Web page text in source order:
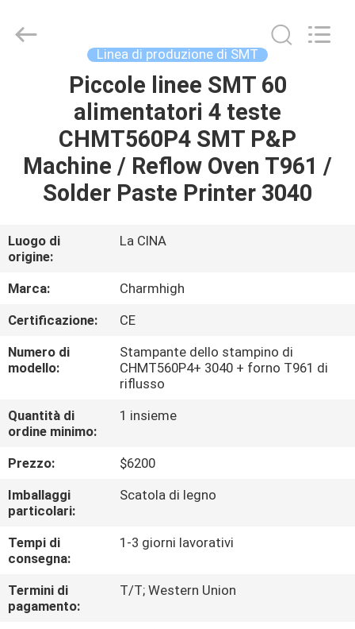
PRODOTTI
VIDEO
SU
DI
NOI
VISITA
ALLA
DELLA
QUALITÀ
CONTATTACI
NOTIZIA
CHARMHIGH
Linea di produzione di SMT
Piccole linee SMT 60
alimentatori 4 teste
CHMT560P4 SMT P&P
Machine / Reflow Oven T961 /
Solder Paste Printer 3040
Luogo di
origine:
La CINA
Marca:
Charmhigh
Certificazione:
CE
Numero di
modello:
Stampante dello stampino di
CHMT560P4+ 3040 + forno T961 di
riflusso
Quantità di
ordine minimo:
1 insieme
Prezzo:
$6200
Imballaggi
particolari:
Scatola di legno
Tempi di
consegna:
1-3 giorni lavorativi
Termini di
pagamento:
T/T; Western Union